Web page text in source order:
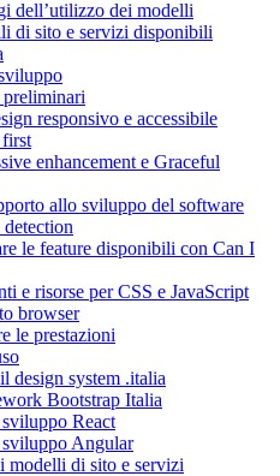
dell’utilizzo dei modelli
di sito e servizi disponibili
responsivo e accessibile
enhancement e Graceful
allo sviluppo del software
le feature disponibili con Can I
e risorse per CSS e JavaScript
browser
le prestazioni
design system .italia
Bootstrap Italia
React
Angular
modelli di sito e servizi